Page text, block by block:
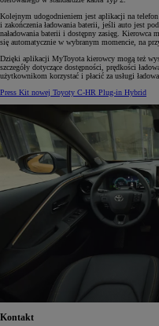
Kolejnym udogodnieniem jest aplikacji na
i zakończenia ładowania baterii, jeśli auto jest
naładowania baterii i dostępny zasięg. Kierowca
się automatycznie w wybranym momencie, na
Dzięki aplikacji MyToyota kierowcy mogą też
szczegóły dotyczące dostępności, prędkości
użytkownikom korzystać i płacić za usługi
Press Kit nowej Toyoty C-HR Plug-in Hybrid
Kontakt